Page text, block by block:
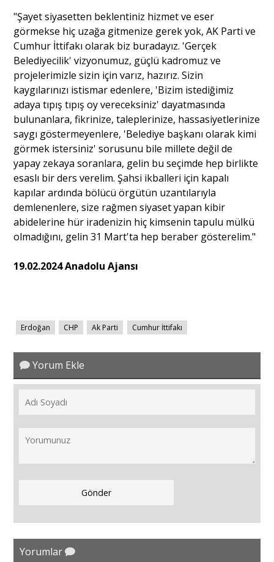
Sağlık
"Şayet siyasetten beklentiniz hizmet ve eser
görmekse hiç uzağa gitmenize gerek yok, AK Parti ve
Cumhur İttifakı olarak biz buradayız. 'Gerçek
Belediyecilik' vizyonumuz, güçlü kadromuz ve
projelerimizle sizin için varız, hazırız. Sizin
kaygılarınızı istismar edenlere, 'Bizim istediğimiz
adaya tıpış tıpış oy vereceksiniz' dayatmasında
bulunanlara, fikrinize, taleplerinize, hassasiyetlerinize
saygı göstermeyenlere, 'Belediye başkanı olarak kimi
görmek istersiniz' sorusunu bile millete değil de
yapay zekaya soranlara, gelin bu seçimde hep birlikte
esaslı bir ders verelim. Şahsi ikballeri için kapalı
kapılar ardında bölücü örgütün uzantılarıyla
demlenenlere, size rağmen siyaset yapan kibir
abidelerine hür iradenizin hiç kimsenin tapulu mülkü
olmadığını, gelin 31 Mart'ta hep beraber gösterelim."
19.02.2024 Anadolu Ajansı
Erdoğan CHP Ak Parti Cumhur İttifakı
Yorum Ekle
Yorumlar